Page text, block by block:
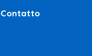
Contatto